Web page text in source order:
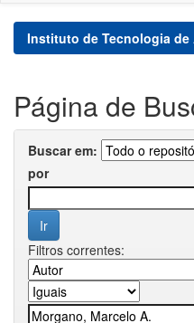
Instituto de Tecnologia de
Página de
Buscar em:
por
Filtros correntes: